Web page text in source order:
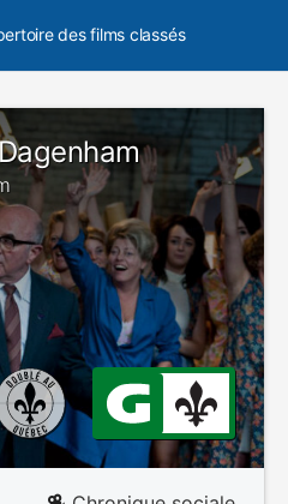
des films classés